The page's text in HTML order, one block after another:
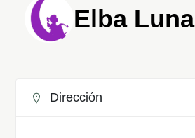
Elba Luna
Dirección